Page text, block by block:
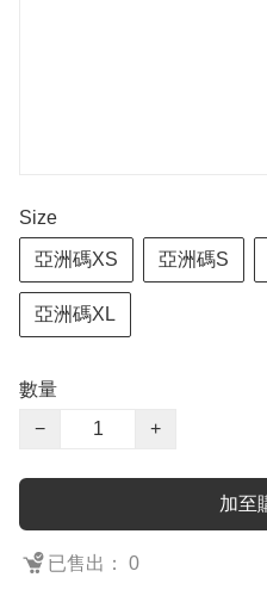
Size
亞洲碼XS 亞洲碼S
亞洲碼XL
數量
−
+
加至
已售出： 0